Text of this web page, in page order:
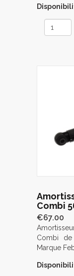
Combi
€67.00
Combi de
Marque